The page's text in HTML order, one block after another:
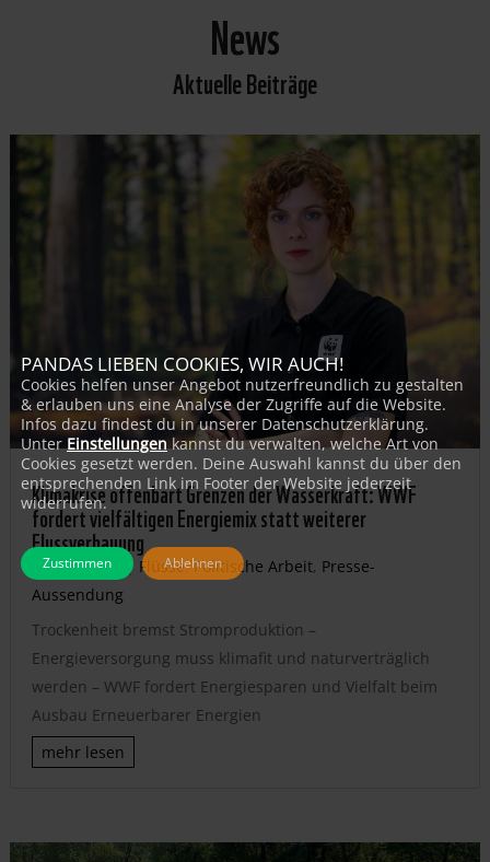
News
Aktuelle Beiträge
Klimakrise offenbart Grenzen der Wasserkraft: WWF
fordert vielfältigen Energiemix statt weiterer
Flussverbauung
Aug. 6, 2026 | Flüsse,Politische Arbeit, Presse-
Aussendung
Trockenheit bremst Stromproduktion –
Energieversorgung muss klimafit und naturverträglich
werden – WWF fordert Energiesparen und Vielfalt beim
Ausbau Erneuerbarer Energien
mehr lesen
PANDAS LIEBEN COOKIES, WIR AUCH!
Cookies helfen unser Angebot nutzerfreundlich zu gestalten
& erlauben uns eine Analyse der Zugriffe auf die Website.
Infos dazu findest du in unserer Datenschutzerklärung.
UnterEinstellungen kannst du verwalten, welche Art von
Cookies gesetzt werden. Deine Auswahl kannst du über den
entsprechenden Link im Footer der Website jederzeit
widerrufen.
Zustimmen Ablehnen